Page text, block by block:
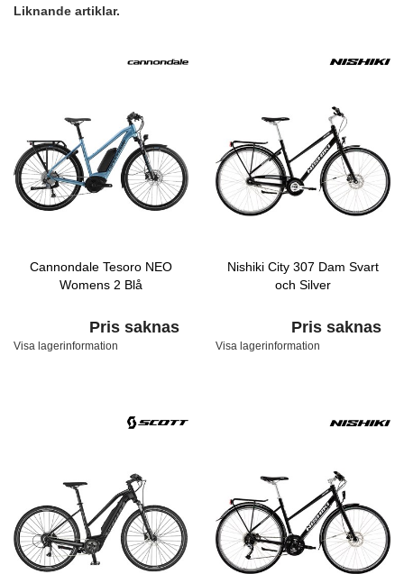
Liknande artiklar.
Cannondale Tesoro NEO
Womens 2 Blå
Pris saknas
Visa lagerinformation
Nishiki City 307 Dam Svart
och Silver
Pris saknas
Visa lagerinformation